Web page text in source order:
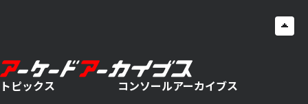
トピックス
コンソールアーカイブス